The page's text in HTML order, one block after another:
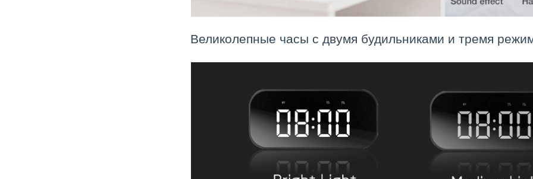
Великолепные часы с двумя будильниками и тремя